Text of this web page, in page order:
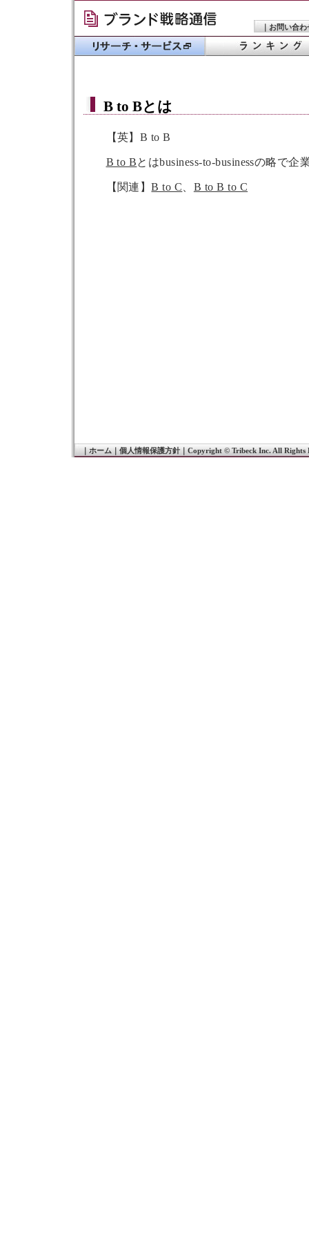
｜ お問い合わ
B to Bとは
【英】B to B
B to Bとはbusiness-to-businessの略で
【関連】B to C B to B to C
ホーム｜ 個人情報保護方針｜ Copyright © Tribeck Inc. All Rights